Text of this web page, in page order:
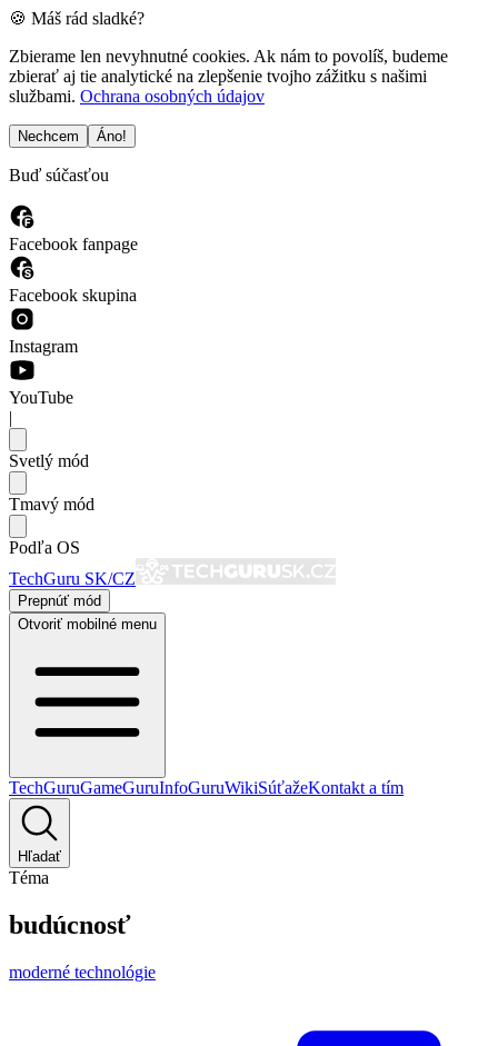
🍪 Máš rád sladké?
Zbierame len nevyhnutné cookies. Ak nám to povolíš, budeme
zbierať aj tie analytické na zlepšenie tvojho zážitku s našimi
službami. Ochrana osobných údajov
Nechcem Áno!
Buď súčasťou
Facebook fanpage
Facebook skupina
Instagram
YouTube
|
Svetlý mód
Tmavý mód
Podľa OS
TechGuru SK/CZ
Prepnúť mód
Otvoriť mobilné menu
TechGuruGameGuruInfoGuruWikiSúťažeKontakt a tím
Hľadať
Téma
budúcnosť
moderné technológie